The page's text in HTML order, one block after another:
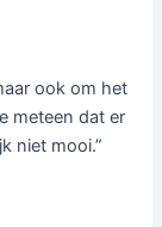
ook om het
meteen dat er
niet mooi.”